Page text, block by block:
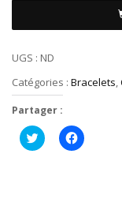
UGS : ND
Catégories : Bracelets,
Partager :
Cliquez
pour
Cliquez
pour